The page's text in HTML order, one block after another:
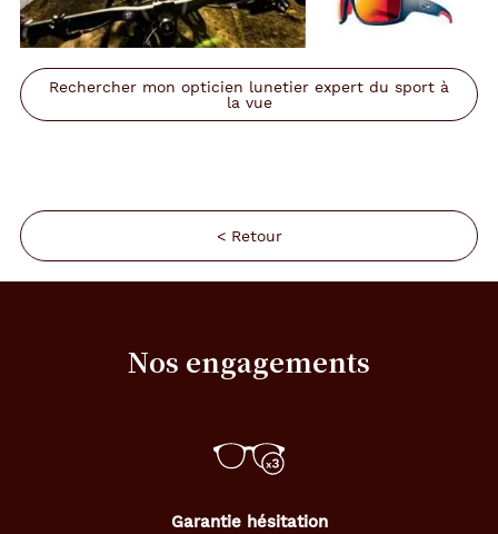
Rechercher mon opticien lunetier expert du sport à
la vue
< Retour
Nos engagements
Garantie hésitation